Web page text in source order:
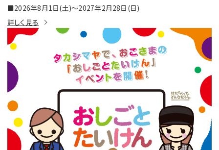
■2026年8月1日(土)～2027年2月28日(日)
詳しく見る